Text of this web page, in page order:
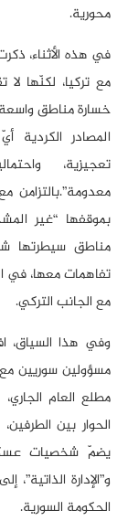
محورية.
في هذه الأثناء،
مع تركيا، لكنّها
خسارة مناطق واسعة
المصادر الكردية
تعجيزية،
معدومة”.بالتزامن
بموقفها “غير
مناطق سيطرتها
تفاهمات معها، في
مع الجانب التركي.
وفي هذا السياق،
مسؤولين سوريين
مطلع العام
الحوار بين
يضمّ شخصيات
و”الإدارة
الحكومة السورية.